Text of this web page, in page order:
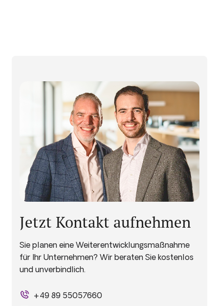
Jetzt Kontakt aufnehmen
Sie planen eine Weiterentwicklungsmaßnahme
für Ihr Unternehmen? Wir beraten Sie kostenlos
und unverbindlich.
+49 89 55057660